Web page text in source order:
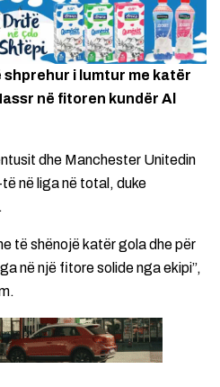
i lumtur me katër
në fitoren kundër Al
dhe Manchester Unitedin
në liga në total, duke
të shënojë katër gola dhe për
në një fitore solide nga ekipi”,